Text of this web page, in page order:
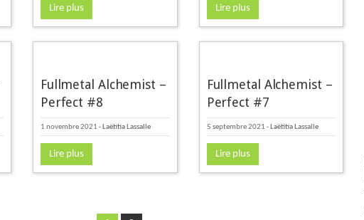
Lire plus Lire plus
Fullmetal Alchemist –
Perfect #8
1 novembre 2021 - Laëtitia Lassalle
Lire plus
Fullmetal Alchemist –
Perfect #7
5 septembre 2021 - Laëtitia Lassalle
Lire plus